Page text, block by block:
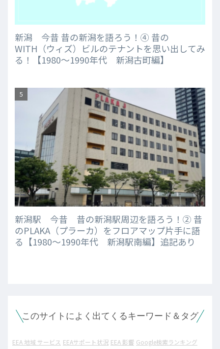
新潟 今昔 昔の新潟を語ろう！④ 昔の
WITH（ウィズ）ビルのテナントを思い出してみ
る！【1980～1990年代 新潟古町編】
新潟駅 今昔 昔の新潟駅周辺を語ろう！② 昔
のPLAKA（プラーカ）をフロアマップ片手に語
る【1980～1990年代 新潟駅南編】追記あり
このサイトによく出てくるキーワード＆タグ
EEA 地域 サービス EEAサポート状況 EEA 影響 Google検索ランキング